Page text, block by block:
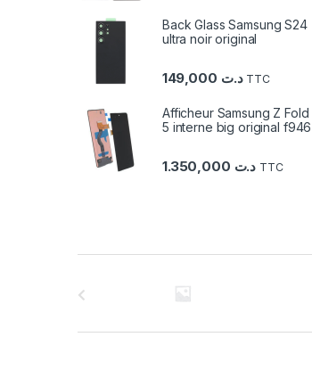
Back Glass Samsung S24
ultra noir original
د.ت TTC
Afficheur Samsung Z Fold
5 interne big original f946
د.ت TTC